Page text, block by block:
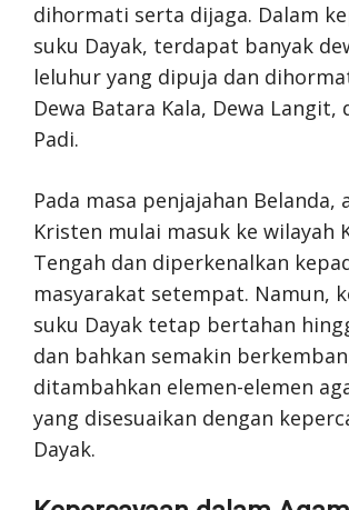
dihormati serta dijaga. Dalam
suku Dayak, terdapat banyak
leluhur yang dipuja dan
Dewa Batara Kala, Dewa Langit,
Padi.
Pada masa penjajahan Belanda,
Kristen mulai masuk ke wilayah
Tengah dan diperkenalkan
masyarakat setempat. Namun,
suku Dayak tetap bertahan
dan bahkan semakin
ditambahkan elemen-elemen
yang disesuaikan dengan
Dayak.